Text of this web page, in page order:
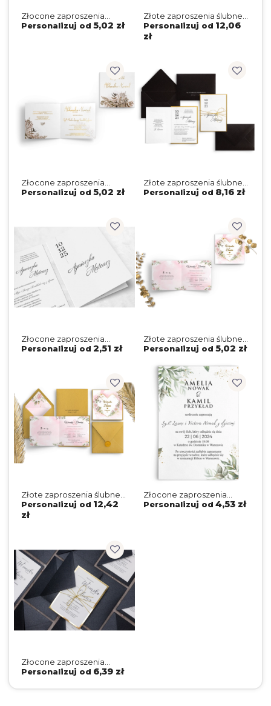
Złocone zaproszenia
ślubne Kwadratowe
Składane Azure Flowers -
Personalizuj od 5,02 zł
Złote zaproszenia ślubne
Kwadratowe Składane
Rustic Charm z kopertą
eko, złotą podklejką
Personalizuj od 12,06
zł
Złocone zaproszenia
ślubne Kwadratowe
Składane Rustic Charm -
Personalizuj od 5,02 zł
Złote zaproszenia ślubne
Minimalistyczne z czarną
kopertą, złotym sznurkiem
Personalizuj od 8,16 zł
Złocone zaproszenia
ślubne Minimalistyczne -
Składane Motyw 4
Personalizuj od 2,51 zł
Złote zaproszenia ślubne
Kwadratowe Składane
Złote Serca - Motyw 1
Personalizuj od 5,02 zł
Złote zaproszenia ślubne
Kwadratowe Składane
Złote Serca ze złotą
podklejką, kopertą
Personalizuj od 12,42
zł
Złocone zaproszenia
ślubne Leaves - Motyw 1
Personalizuj od 4,53 zł
Złocone zaproszenia
ślubne Minimalistyczne
z czarną kopertą, złotą
Personalizuj od 6,39 zł